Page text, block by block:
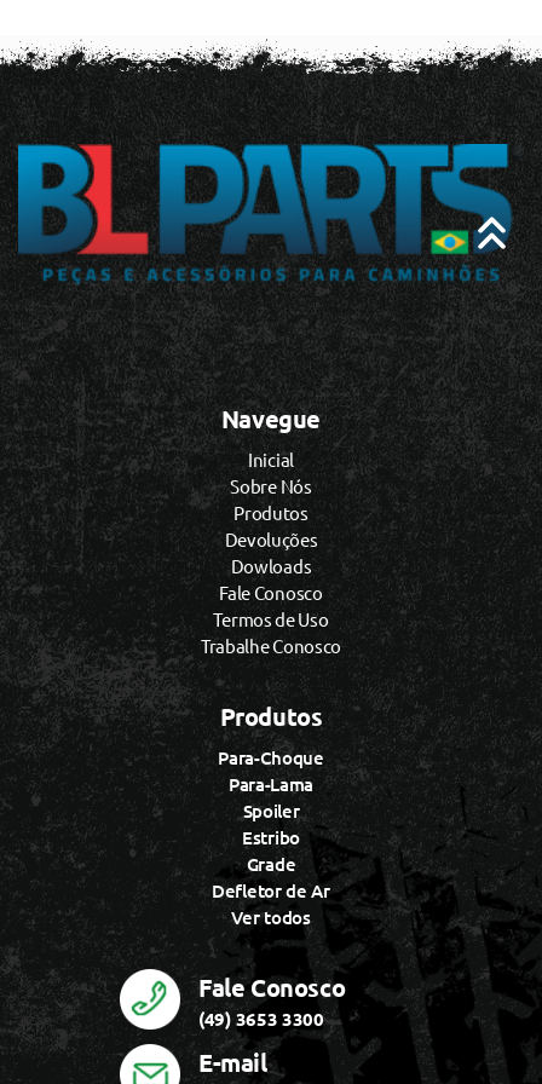
Navegue
Inicial
Sobre Nós
Produtos
Devoluções
Dowloads
Fale Conosco
Termos de Uso
Trabalhe Conosco
Produtos
Para-Choque
Para-Lama
Spoiler
Estribo
Grade
Defletor de Ar
Ver todos
Fale Conosco
(49) 3653 3300
E-mail